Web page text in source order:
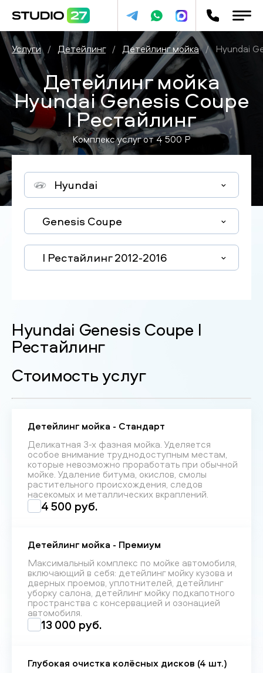
Услуги / Детейлинг / Детейлинг мойка / Hyundai
Детейлинг мойка
Hyundai Genesis Coupe
I Рестайлинг
Комплекс услуг от4 500 P
Hyundai
Genesis Coupe
I Рестайлинг 2012-2016
Hyundai Genesis Coupe I
Рестайлинг
Стоимость услуг
Детейлинг мойка - Стандарт
Деликатная 3-х фазная мойка. Уделяется
особое внимание труднодоступным местам,
которые невозможно проработать при обычной
мойке. Удаление битума, окислов, смолы
растительного происхождения, следов
насекомых и металлических вкраплений.
4 500 руб.
Детейлинг мойка - Премиум
Максимальный комплекс по мойке автомобиля,
включающий в себя: детейлинг мойку кузова и
дверных проемов, уплотнителей, детейлинг
уборку салона, детейлинг мойку подкапотного
пространства с консервацией и озонацией
автомобиля.
13 000 руб.
Глубокая очистка колёсных дисков (4 шт.)